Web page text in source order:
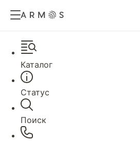
Каталог
Статус
Поиск